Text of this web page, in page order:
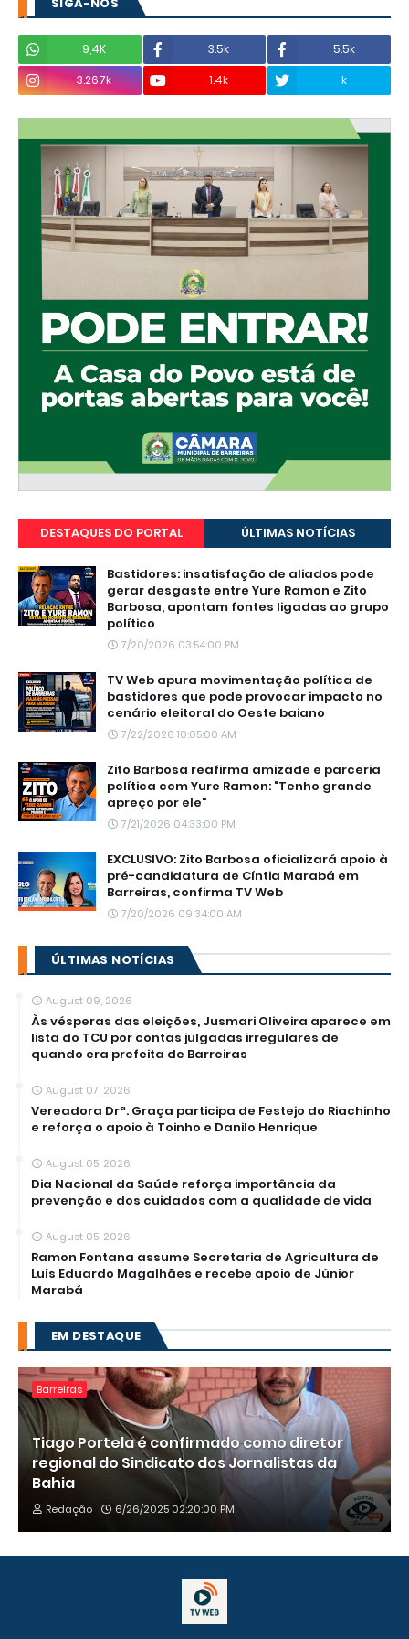
SIGA-NOS
9,4K 3.5k
5.5k
3.267k
1.4k k
DESTAQUES DO PORTAL ÚLTIMAS NOTÍCIAS
Bastidores: insatisfação de aliados pode
gerar desgaste entre Yure Ramon e Zito
Barbosa, apontam fontes ligadas ao grupo
político
7/20/2026 03:54:00 PM
TV Web apura movimentação política de
bastidores que pode provocar impacto no
cenário eleitoral do Oeste baiano
7/22/2026 10:05:00 AM
Zito Barbosa reafirma amizade e parceria
política com Yure Ramon: "Tenho grande
apreço por ele"
7/21/2026 04:33:00 PM
EXCLUSIVO: Zito Barbosa oficializará apoio à
pré-candidatura de Cíntia Marabá em
Barreiras, confirma TV Web
7/20/2026 09:34:00 AM
ÚLTIMAS NOTÍCIAS
August 09, 2026
Às vésperas das eleições, Jusmari Oliveira aparece em
lista do TCU por contas julgadas irregulares de
quando era prefeita de Barreiras
August 07, 2026
Vereadora Drª. Graça participa de Festejo do Riachinho
e reforça o apoio à Toinho e Danilo Henrique
August 05, 2026
Dia Nacional da Saúde reforça importância da
prevenção e dos cuidados com a qualidade de vida
August 05, 2026
Ramon Fontana assume Secretaria de Agricultura de
Luís Eduardo Magalhães e recebe apoio de Júnior
Marabá
EM DESTAQUE
Barreiras
Tiago Portela é confirmado como diretor
regional do Sindicato dos Jornalistas da
Bahia
Redação 6/26/2025 02:20:00 PM